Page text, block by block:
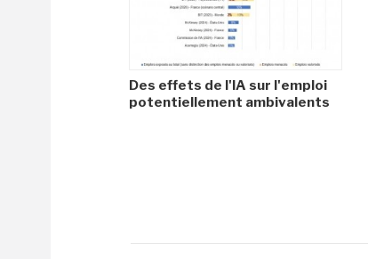
Des effets de l'IA sur l'emploi
potentiellement ambivalents